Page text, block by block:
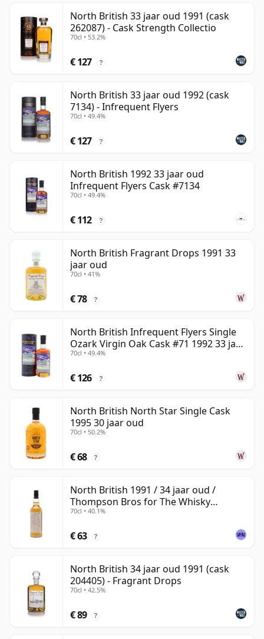
North British 33 jaar oud 1991 (cask
262087) - Cask Strength Collectio
70cl • 53.2%
€ 127 ?
North British 33 jaar oud 1992 (cask
7134) - Infrequent Flyers
70cl • 49.4%
€ 127 ?
North British 1992 33 jaar oud
Infrequent Flyers Cask #7134
70cl • 49.4%
€ 112 ?
North British Fragrant Drops 1991 33
jaar oud
70cl • 41%
€ 78 ?
North British Infrequent Flyers Single
Ozark Virgin Oak Cask #71 1992 33 jaar
oud
70cl • 49.4%
€ 126 ?
North British North Star Single Cask
1995 30 jaar oud
70cl • 50.2%
€ 68 ?
North British 1991 / 34 jaar oud /
Thompson Bros for The Whisky
Exchange
70cl • 40.1%
€ 63 ?
North British 34 jaar oud 1991 (cask
204405) - Fragrant Drops
70cl • 42.5%
€ 89 ?